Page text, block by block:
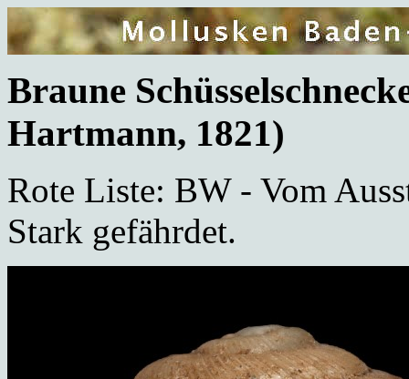
Braune
Hartmann, 1821)
Rote Liste: BW - Vom
Stark gefährdet.